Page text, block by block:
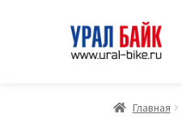
Перейти
к
Перейти
к
Главная